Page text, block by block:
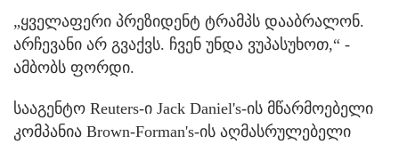
„ყველაფერი პრეზიდენტ ტრამპს დააბრალონ.
არჩევანი არ გვაქვს. ჩვენ უნდა ვუპასუხოთ,“ -
ამბობს ფორდი.
სააგენტო Reuters-ი Jack Daniel's-ის მწარმოებელი
კომპანია Brown-Forman's-ის აღმასრულებელი